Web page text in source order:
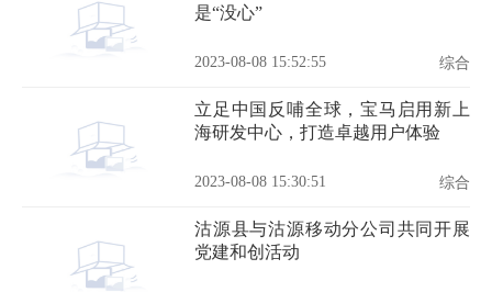
是“没心”
2023-08-08 15:52:55 综合
立足中国反哺全球，宝马启用新上
海研发中心，打造卓越用户体验
2023-08-08 15:30:51 综合
沽源县与沽源移动分公司共同开展
党建和创活动